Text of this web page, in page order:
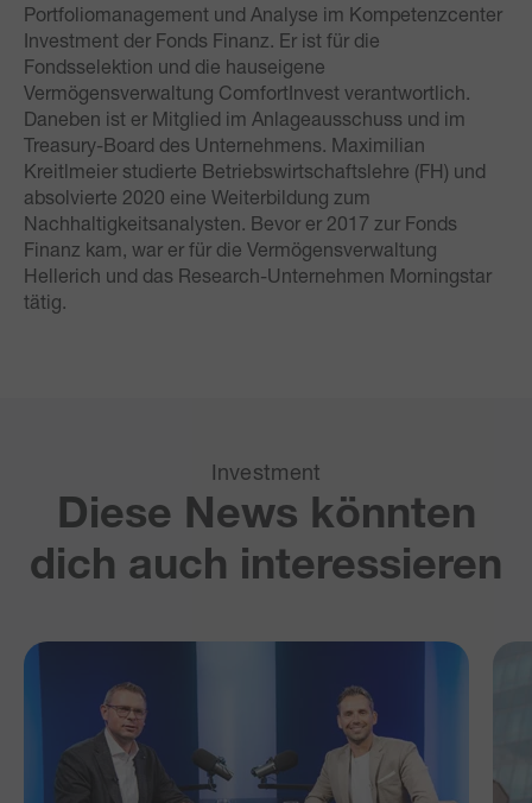
Portfoliomanagement und Analyse im Kompetenzcenter
Investment der Fonds Finanz. Er ist für die
Fondsselektion und die hauseigene
Vermögensverwaltung ComfortInvest verantwortlich.
Daneben ist er Mitglied im Anlageausschuss und im
Treasury-Board des Unternehmens. Maximilian
Kreitlmeier studierte Betriebswirtschaftslehre (FH) und
absolvierte 2020 eine Weiterbildung zum
Nachhaltigkeitsanalysten. Bevor er 2017 zur Fonds
Finanz kam, war er für die Vermögensverwaltung
Hellerich und das Research-Unternehmen Morningstar
tätig.
Investment
Diese News könnten
dich auch interessieren